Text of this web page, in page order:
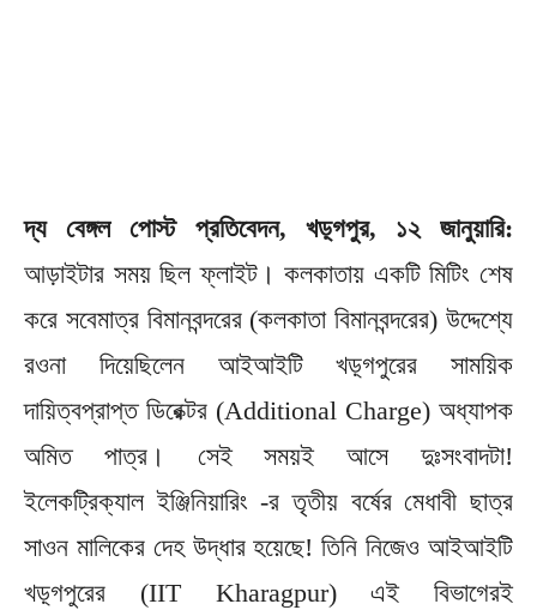
দ্য বেঙ্গল পোস্ট প্রতিবেদন, খড়্গপুর, ১২ জানুয়ারি:
আড়াইটার সময় ছিল ফ্লাইট। কলকাতায় একটি মিটিং শেষ
করে সবেমাত্র বিমানবন্দরের (কলকাতা বিমানবন্দরের) উদ্দেশ্যে
রওনা দিয়েছিলেন আইআইটি খড়্গপুরের সাময়িক
দায়িত্বপ্রাপ্ত ডিরেক্টর (Additional Charge) অধ্যাপক
অমিত পাত্র। সেই সময়ই আসে দুঃসংবাদটা!
ইলেকট্রিক্যাল ইঞ্জিনিয়ারিং -র তৃতীয় বর্ষের মেধাবী ছাত্র
সাওন মালিকের দেহ উদ্ধার হয়েছে! তিনি নিজেও আইআইটি
খড়্গপুরের (IIT Kharagpur) এই বিভাগেরই